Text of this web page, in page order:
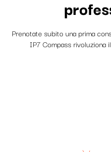
Prenotate subito una prima
IP7 Compass